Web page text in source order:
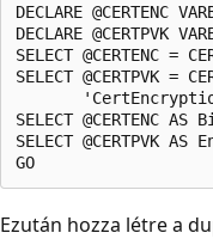
DECLARE @CERTENC
DECLARE @CERTPVK
SELECT @CERTENC =
SELECT @CERTPVK =
SELECT @CERTENC
SELECT @CERTPVK
Ezután hozza létre a